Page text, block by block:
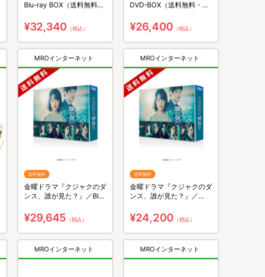
Blu-ray BOX（送料無料・
¥32,340 （税込）
DVD-BOX（送料無料・6
¥26,400 （税込）
MROインターネット
送料無料
金曜ドラマ『クジャクのダ
ンス、誰が見た？』／Blu-
組）
¥29,645 （税込）
MROインターネット
送料無料
金曜ドラマ『クジャクのダ
ンス、誰が見た？』／
枚組）
¥24,200 （税込）
MROインターネット MROインターネット